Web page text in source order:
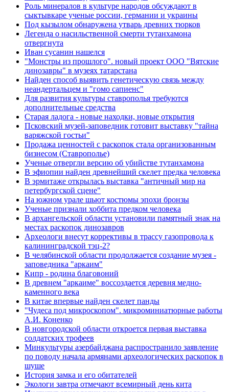
Роль минералов в культуре народов обсуждают в
сыктывкаре ученые россии, германии и украины
Под кызылом обнаружена утварь древних тюрков
Легенда о насильственной смерти тутанхамона
отвергнута
Иван сусанин нашелся
"Монстры из прошлого". новый проект ООО "Вятские
динозавры" в музеях татарстана
Найден способ выявить генетическую связь между
неандертальцем и "гомо сапиенс"
Для развития культуры ставрополья требуются
дополнительные средства
Старая ладога - новые находки, новые открытия
Псковский музей-заповедник готовит выставку "тайна
варяжской гостьи"
Продажа ценностей с раскопок стала организованным
бизнесом (Ставрополье)
Ученые отвергли версию об убийстве тутанхамона
В эфиопии найден древнейший скелет предка человека
В эрмитаже открылась выставка "античный мир на
петербургской сцене"
На южном урале шьют костюмы эпохи бронзы
Ученые признали хоббита предком человека
В архангельской области установили памятный знак на
местах раскопок динозавров
Археологи внесут коррективы в трассу газопровода к
калининградской тэц-2?
В челябинской области продолжается создание музея -
заповедника "аркаим"
Кипр - родина благовоний
В древнем "аркаиме" воссоздается деревня медно-
каменного века
В китае впервые найден скелет панды
"Чудеса под микроскопом". микроминиатюрные работы
А.И. Коненко
В новгородской области откроется первая выставка
солдатских трофеев
Минкультуры азеpбайджана распространило заявление
по поводу начала аpмянами археологических раскопок в
шуше
История замка и его обитателей
Экологи завтра отмечают всемирный день кита